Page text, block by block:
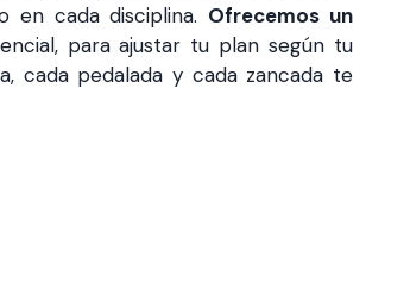
cada disciplina. Ofrecemos un
para ajustar tu plan según tu
cada pedalada y cada zancada te